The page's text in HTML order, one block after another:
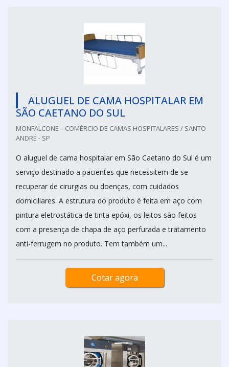
ALUGUEL DE CAMA HOSPITALAR EM
SÃO CAETANO DO SUL
MONFALCONE – COMÉRCIO DE CAMAS HOSPITALARES / SANTO
ANDRÉ - SP
O aluguel de cama hospitalar em São Caetano do Sul é um
serviço destinado a pacientes que necessitem de se
recuperar de cirurgias ou doenças, com cuidados
domiciliares. A estrutura do produto é feita em aço com
pintura eletrostática de tinta epóxi, os leitos são feitos
com a presença de chapa de aço perfurada e tratamento
anti-ferrugem no produto. Tem também um...
Cotar agora